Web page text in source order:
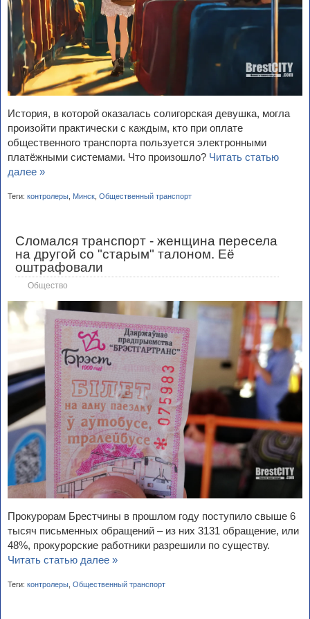
История, в которой оказалась солигорская девушка, могла
произойти практически с каждым, кто при оплате
общественного транспорта пользуется электронными
платёжными системами. Что произошло? Читать статью
далее »
Теги: контролеры, Минск, Общественный транспорт
Сломался транспорт - женщина пересела
на другой со "старым" талоном. Её
оштрафовали
Общество
Прокурорам Брестчины в прошлом году поступило свыше 6
тысяч письменных обращений – из них 3131 обращение, или
48%, прокурорские работники разрешили по существу.
Читать статью далее »
Теги: контролеры Общественный транспорт